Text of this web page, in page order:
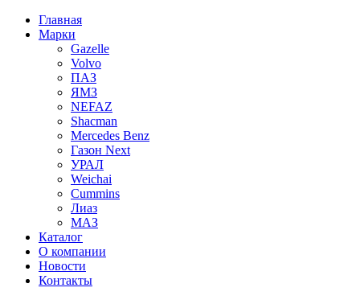
Главная
Марки
Gazelle
Volvo
ПАЗ
ЯМЗ
NEFAZ
Shacman
Mercedes Benz
Газон Next
УРАЛ
Weichai
Cummins
Лиаз
МАЗ
Каталог
О компании
Новости
Контакты